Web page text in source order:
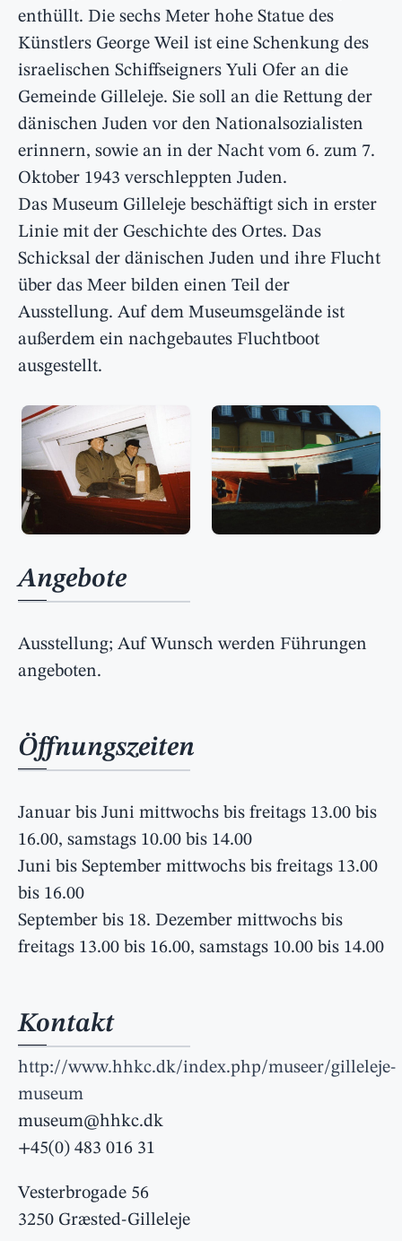
enthüllt. Die sechs Meter hohe Statue des
Künstlers George Weil ist eine Schenkung des
israelischen Schiffseigners Yuli Ofer an die
Gemeinde Gilleleje. Sie soll an die Rettung der
dänischen Juden vor den Nationalsozialisten
erinnern, sowie an in der Nacht vom 6. zum 7.
Oktober 1943 verschleppten Juden.
Das Museum Gilleleje beschäftigt sich in erster
Linie mit der Geschichte des Ortes. Das
Schicksal der dänischen Juden und ihre Flucht
über das Meer bilden einen Teil der
Ausstellung. Auf dem Museumsgelände ist
außerdem ein nachgebautes Fluchtboot
ausgestellt.
Angebote
Ausstellung; Auf Wunsch werden Führungen
angeboten.
Öffnungszeiten
Januar bis Juni mittwochs bis freitags 13.00 bis
16.00, samstags 10.00 bis 14.00
Juni bis September mittwochs bis freitags 13.00
bis 16.00
September bis 18. Dezember mittwochs bis
freitags 13.00 bis 16.00, samstags 10.00 bis 14.00
Kontakt
http://www.hhkc.dk/index.php/museer/gilleleje-
museum
museum@hhkc.dk
+45(0) 483 016 31
Vesterbrogade 56
3250 Græsted-Gilleleje